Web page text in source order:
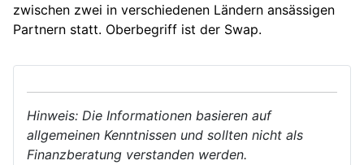
zwischen zwei in verschiedenen Ländern ansässigen
Partnern statt. Oberbegriff ist der Swap.
Hinweis: Die Informationen basieren auf
allgemeinen Kenntnissen und sollten nicht als
Finanzberatung verstanden werden.